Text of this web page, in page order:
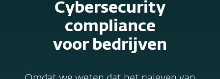
Cybersecurity
compliance
voor bedrijven